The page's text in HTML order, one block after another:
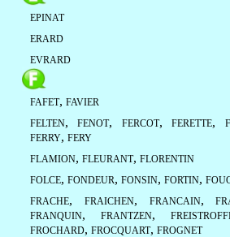
EPINAT
ERARD
EVRARD
FAFET, FAVIER
FELTEN,FENOT, FERCOT,FERETTE,
FERRY, FERY
FLAMION, FLEURANT, FLORENTIN
FOLCE, FONDEUR, FONSIN, FORTIN,
FRACHE, FRAICHEN, FRANCAIN,
FRANQUIN, FRANTZEN,
FROCHARD, FROCQUART, FROGNET